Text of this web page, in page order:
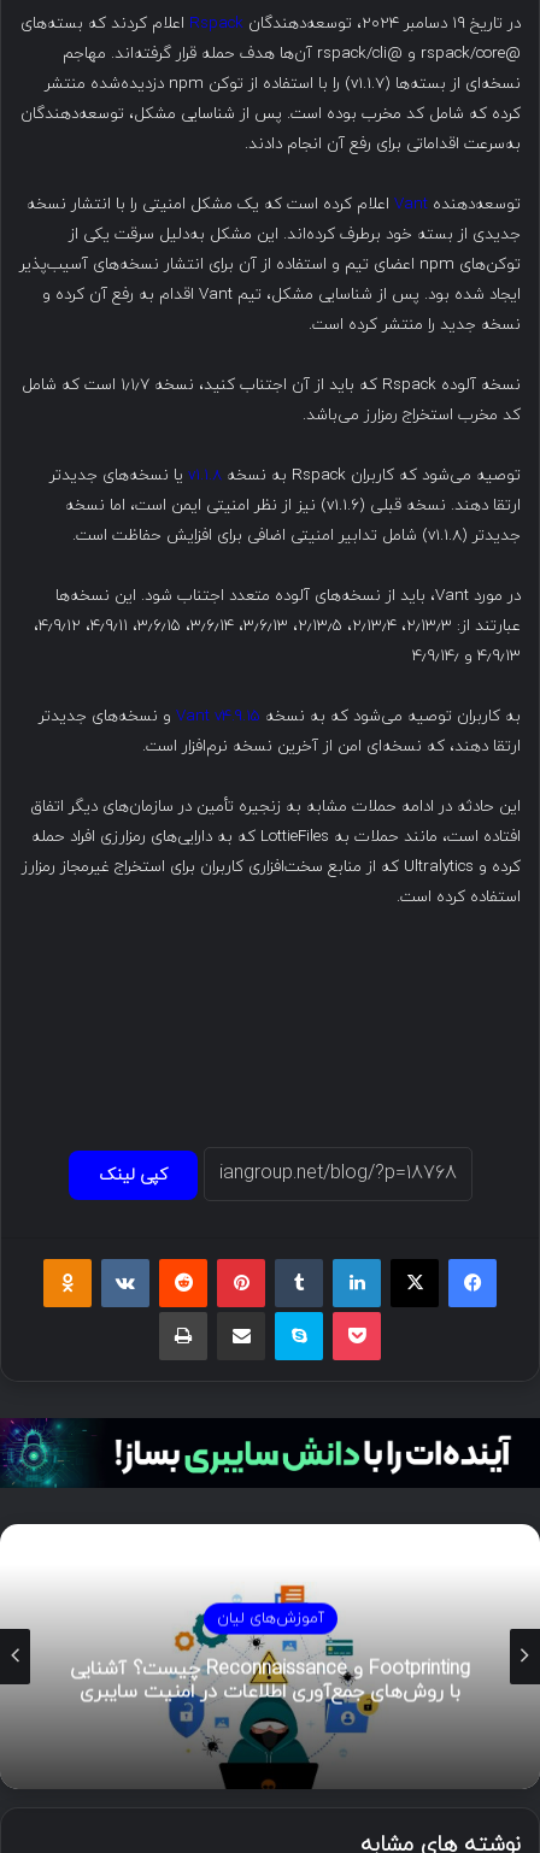
در تاریخ ۱۹ دسامبر ۲۰۲۴، توسعه‌دهندگان Rspack اعلام کردند که بسته‌های
@rspack/core و @rspack/cli آن‌ها هدف حمله قرار گرفته‌اند. مهاجم
نسخه‌ای از بسته‌ها (v1.1.7) را با استفاده از توکن npm دزدیده‌شده منتشر
کرده که شامل کد مخرب بوده است. پس از شناسایی مشکل، توسعه‌دهندگان
به‌سرعت اقداماتی برای رفع آن انجام دادند.
توسعه‌دهنده Vant اعلام کرده است که یک مشکل امنیتی را با انتشار نسخه
جدیدی از بسته خود برطرف کرده‌اند. این مشکل به‌دلیل سرقت یکی از
توکن‌های npm اعضای تیم و استفاده از آن برای انتشار نسخه‌های آسیب‌پذیر
ایجاد شده بود. پس از شناسایی مشکل، تیم Vant اقدام به رفع آن کرده و
نسخه جدید را منتشر کرده است.
نسخه آلوده Rspack که باید از آن اجتناب کنید، نسخه ۱٫۱٫۷ است که شامل
کد مخرب استخراج رمزارز می‌باشد.
توصیه می‌شود که کاربران Rspack به نسخه v1.1.8 یا نسخه‌های جدیدتر
ارتقا دهند. نسخه قبلی (v1.1.6) نیز از نظر امنیتی ایمن است، اما نسخه
جدیدتر (v1.1.8) شامل تدابیر امنیتی اضافی برای افزایش حفاظت است.
در مورد Vant، باید از نسخه‌های آلوده متعدد اجتناب شود. این نسخه‌ها
عبارتند از: ۲٫۱۳٫۳، ۲٫۱۳٫۴، ۲٫۱۳٫۵، ۳٫۶٫۱۳، ۳٫۶٫۱۴، ۳٫۶٫۱۵، ۴٫۹٫۱۱، ۴٫۹٫۱۲،
۴٫۹٫۱۳ و ۴٫۹٫۱۴٫
به کاربران توصیه می‌شود که به نسخه Vant v4.9.15 و نسخه‌های جدیدتر
ارتقا دهند، که نسخه‌ای امن از آخرین نسخه نرم‌افزار است.
این حادثه در ادامه حملات مشابه به زنجیره تأمین در سازمان‌های دیگر اتفاق
افتاده است، مانند حملات به LottieFiles که به دارایی‌های رمزارزی افراد حمله
کرده و Ultralytics که از منابع سخت‌افزاری کاربران برای استخراج غیرمجاز رمزارز
استفاده کرده است.
کپی لینک
فیسبوک ایکس لینکداین پینتریست
پاکت اسکایپ چاپ
آموزش‌های لیان
هوش تهدیدات سایبری (CTI)؛ راهنمای جامع از
تحلیل تا مدیریت رخداد
نوشته های مشابه